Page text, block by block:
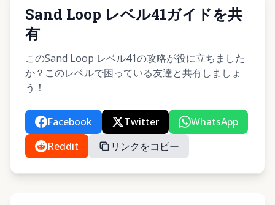
Sand Loop レベル41ガイドを共
有
このSand Loop レベル41の攻略が役に立ちました
か？このレベルで困っている友達と共有しましょ
う！
Facebook Twitter
WhatsApp
Reddit
リンクをコピー